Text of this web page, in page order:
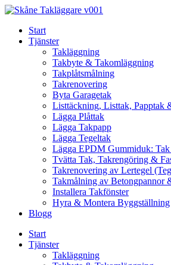
Skip
contentStart
Tjänster
Takläggning
Takbyte & Takomläggning
Takplåtsmålning
Takrenovering
Byta Garagetak
Listtäckning, Listtak, Papptak
Lägga Plåttak
Lägga Takpapp
Lägga Tegeltak
Lägga EPDM Gummiduk:
Tvätta Tak, Takrengöring &
Takrenovering av Lertegel
Takmålning av Betongpannor
Installera Takfönster
Hyra & Montera Byggställning
Blogg
Start
Tjänster
Takläggning